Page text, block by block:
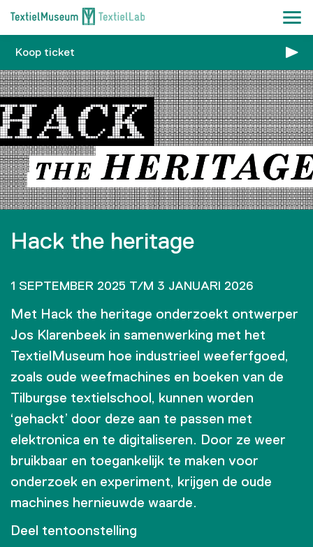
Koop ticket
Hack the heritage
1 SEPTEMBER 2025 T/M 3 JANUARI 2026
Met Hack the heritage onderzoekt ontwerper
Jos Klarenbeek in samenwerking met het
TextielMuseum hoe industrieel weeferfgoed,
zoals oude weefmachines en boeken van de
Tilburgse textielschool, kunnen worden
‘gehackt’ door deze aan te passen met
elektronica en te digitaliseren. Door ze weer
bruikbaar en toegankelijk te maken voor
onderzoek en experiment, krijgen de oude
machines hernieuwde waarde.
Deel tentoonstelling